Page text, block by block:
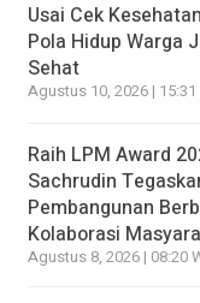
Usai Cek
Pola Hidup Warga
Sehat
Agustus 10, 2026 | 15:31
Raih LPM Award
Sachrudin
Pembangunan
Kolaborasi
Agustus 8, 2026 | 08:20